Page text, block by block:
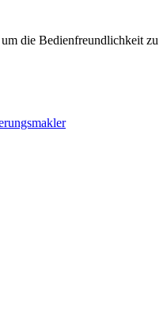
die Bedienfreundlichkeit zu